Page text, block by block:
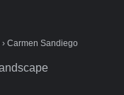
› Carmen Sandiego